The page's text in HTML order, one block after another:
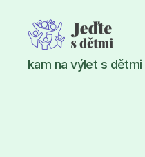
Jeďte
s
kam na výlet s dětmi